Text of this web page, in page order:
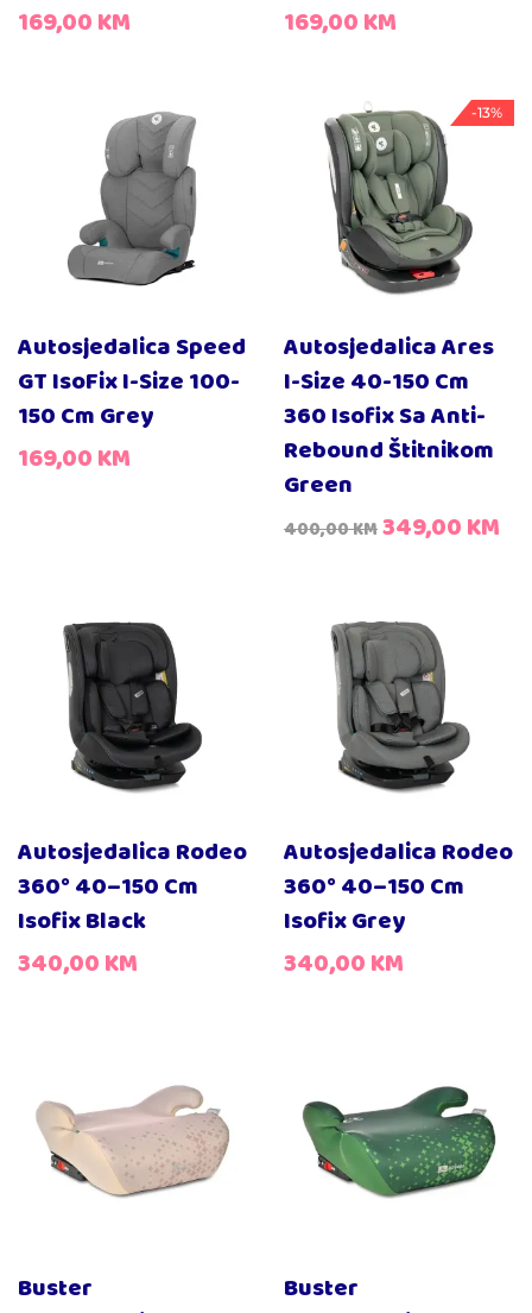
169,00KM 169,00KM
Autosjedalica Speed
GT IsoFix I-Size 100-
150 Cm Grey
169,00KM
-13%
Autosjedalica Ares
I-Size 40-150 Cm
360 Isofix Sa Anti-
Rebound Štitnikom
Green
400,00KM349,00KM
Autosjedalica Rodeo
360° 40–150 Cm
Isofix Black
340,00KM
Autosjedalica Rodeo
360° 40–150 Cm
Isofix Grey
340,00KM
Buster
Buster